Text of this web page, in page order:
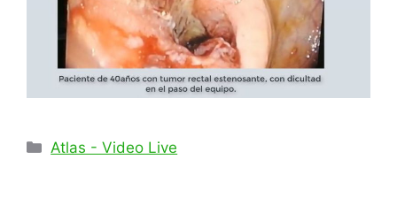
Categorías
Atlas - Video Live